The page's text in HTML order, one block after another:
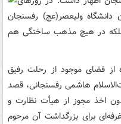
ولیعصر(عج) رفسنجان
بلکه در هیچ مذهب ساختگی هم
از فضای موجود از رحلت رفیق
هاشمی رفسنجانی، قصد
اخذ مجوز از هیأت نظارت و
برای بزرگداشت آن مرحوم